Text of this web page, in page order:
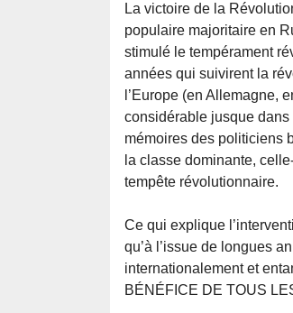
La victoire de la
populaire majoritaire en
stimulé le tempérament
années qui suivirent la
l’Europe (en Allemagne,
considérable jusque
mémoires des politiciens
la classe dominante,
tempête révolutionnaire.
Ce qui explique
qu’à l’issue de longues
internationalement et
BÉNÉFICE DE TOUS